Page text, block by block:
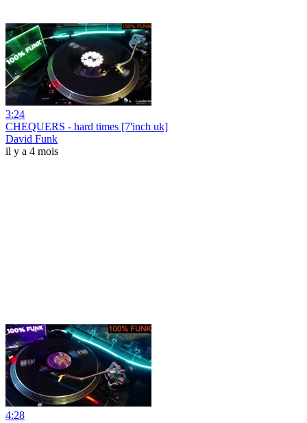
3:24
CHEQUERS - hard times [7'inch uk]
David Funk
il y a 4 mois
4:28